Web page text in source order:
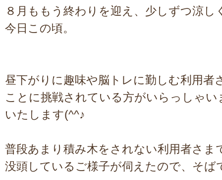
８月ももう終わりを迎え、少しずつ涼し
今日この頃。
昼下がりに趣味や脳トレに勤しむ利用者
ことに挑戦されている方がいらっしゃ
いたします(^^♪
普段あまり積み木をされない利用者さま
没頭しているご様子が伺えたので、そば